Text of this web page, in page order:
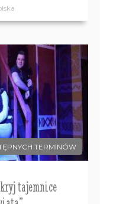
TERMINÓW
tajemnice